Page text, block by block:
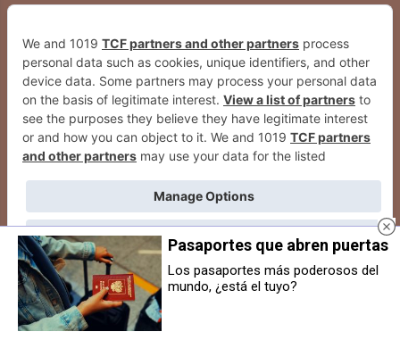
WEBS DEL GRUPO COMUNIKAZE
XII Fiesta del Deporte de Villava:
cinco días de actividades
deportivas abiertas a todo el
vecindario
Villava abre el concurso para
Pasaportes que abren puertas
Los pasaportes más poderosos del
mundo, ¿está el tuyo?